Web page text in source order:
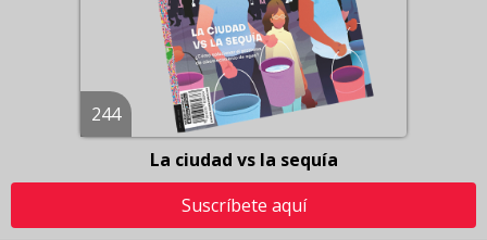
244
La ciudad vs la sequía
Suscríbete aquí